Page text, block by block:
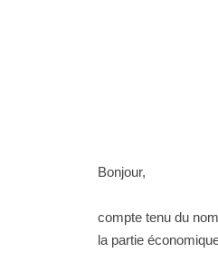
Bonjour,
compte tenu du
la partie